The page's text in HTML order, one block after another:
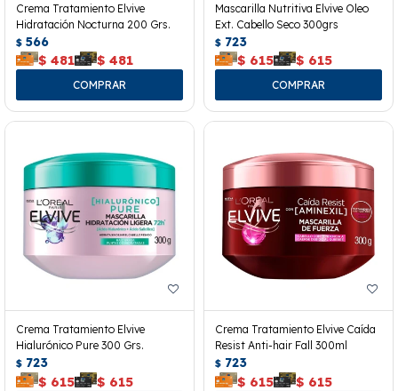
Crema Tratamiento Elvive
Hidratación Nocturna 200 Grs.
$ 566
$ 481 $ 481
Mascarilla Nutritiva Elvive Oleo
Ext. Cabello Seco 300grs
$ 723
$ 615 $ 615
Crema Tratamiento Elvive
Hialurónico Pure 300 Grs.
$ 723
$ 615 $ 615
Crema Tratamiento Elvive Caída
Resist Anti-hair Fall 300ml
$ 723
$ 615 $ 615